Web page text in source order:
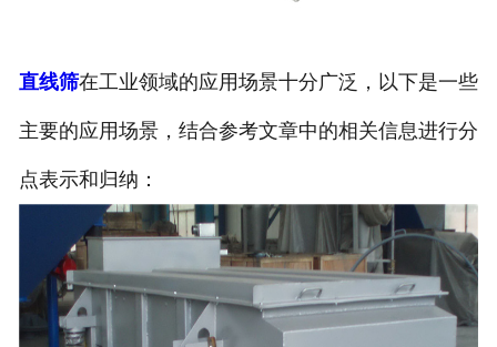
直线筛在工业领域的应用场景十分广泛，以下是一些
主要的应用场景，结合参考文章中的相关信息进行分
点表示和归纳：